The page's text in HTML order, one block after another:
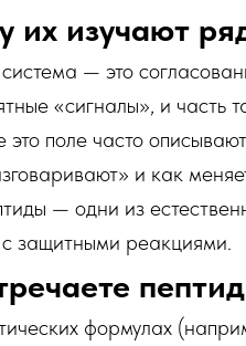
их изучают
— это
«сигналы», и часть
это поле часто
и как
— одни из
защитными реакциями.
формулах